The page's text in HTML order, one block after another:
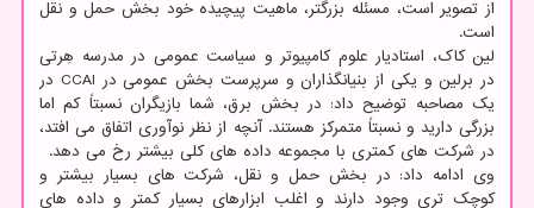
از تصویر است، مسئله بزرگتر، ماهیت پیچیده خود بخش حمل و نقل
است.
لین کاک، استادیار علوم کامپیوتر و سیاست عمومی در مدرسه هِرتی
در برلین و یکی از بنیانگذاران و سرپرست بخش عمومی در CCAI در
یک مصاحبه توضیح داد: در بخش برق، شما بازیگران نسبتاً کم اما
بزرگی دارید و نسبتاً متمرکز هستند. آنچه از نظر نوآوری اتفاق می افتد،
در شرکت های کمتری با مجموعه داده های کلی بیشتر رخ می دهد.
وی ادامه داد: در بخش حمل و نقل، شرکت های بسیار بیشتر و
کوچک تری وجود دارند و اغلب ابزارهای بسیار کمتر و داده های